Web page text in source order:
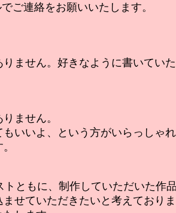
ご連絡をお願いいたします。
ません。好きなように書いてい
ません。
もいいよ、という方がいらっしゃ
トともに、制作していただいた作
ませていただきたいと考えており